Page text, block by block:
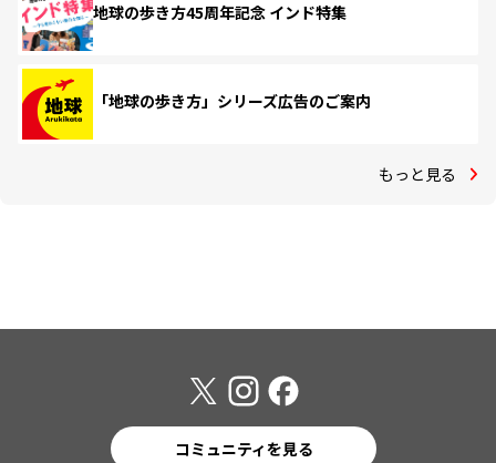
地球の歩き方45周年記念 インド特集
「地球の歩き方」シリーズ広告のご案内
もっと見る
コミュニティを見る